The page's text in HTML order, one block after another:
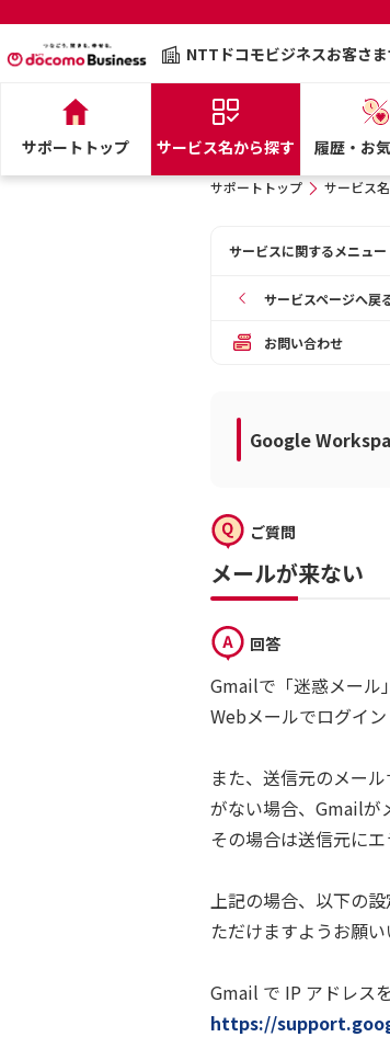
NTTドコモビジネスお客さ
サポートトップ サービス名から探す 履歴・お
サポートトップ サービス
サービスに関するメニュ
サービスページへ戻
お問い合わせ
Google
ご質問
メールが来ない
回答
Gmailで「迷惑メール
Webメールでログイ
また、送信元のメー
がない場合、Gmailが
その場合は送信元に
上記の場合、以下の
ただけますようお願い
Gmail で IP アドレス
https://